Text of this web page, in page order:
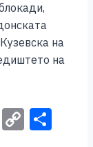
на
на
E C